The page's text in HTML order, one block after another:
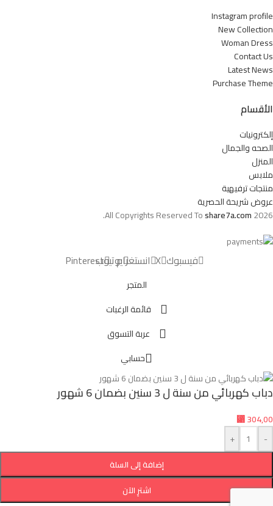
Instagram profile
New Collection
Woman Dress
Contact Us
Latest News
Purchase Theme
الأقسام
إلكترونيات
الصحه والجمال
المنزل
ملابس
منتجات ترفيهية
عروض شريحة الحصرية
All Copyrights Reserved Toshare7a.com2026.
فيسبوك X انستغراميوتيوبPinterest
المتجر
قائمة الرغبات
عربة التسوق
حسابي
دباب كهربائي من سنة ل 3 سنين بضمان 6 شهور
⃁304,00
-
+
إضافة إلى السلة
اشترِ الآن